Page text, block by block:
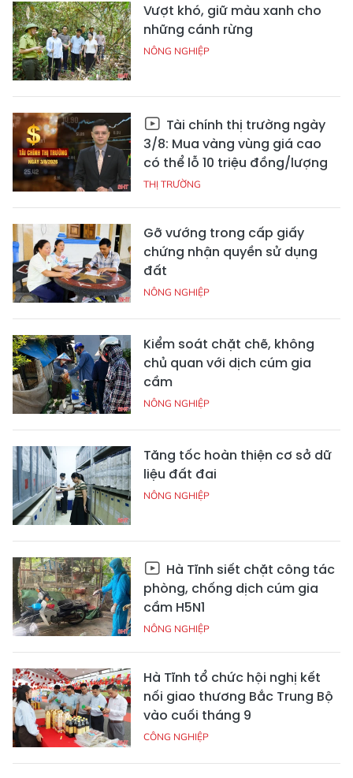
Vượt khó, giữ màu xanh cho
những cánh rừng
NÔNG NGHIỆP
Tài chính thị trường ngày
3/8: Mua vàng vùng giá cao
có thể lỗ 10 triệu đồng/lượng
THỊ TRƯỜNG
Gỡ vướng trong cấp giấy
chứng nhận quyền sử dụng
đất
NÔNG NGHIỆP
Kiểm soát chặt chẽ, không
chủ quan với dịch cúm gia
cầm
NÔNG NGHIỆP
Tăng tốc hoàn thiện cơ sở dữ
liệu đất đai
NÔNG NGHIỆP
Hà Tĩnh siết chặt công tác
phòng, chống dịch cúm gia
cầm H5N1
NÔNG NGHIỆP
Hà Tĩnh tổ chức hội nghị kết
nối giao thương Bắc Trung Bộ
vào cuối tháng 9
CÔNG NGHIỆP